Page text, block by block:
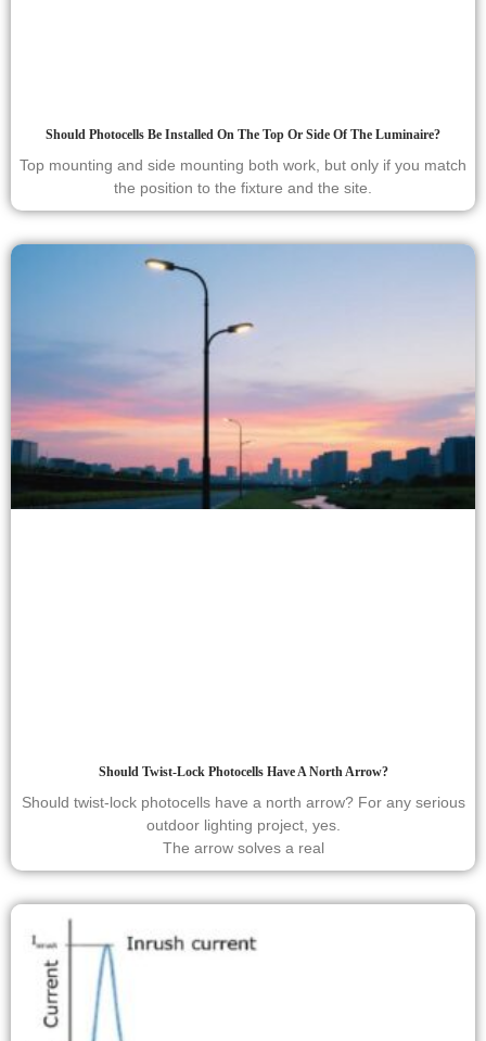
Should Photocells Be Installed On The Top Or Side Of The Luminaire?
Top mounting and side mounting both work, but only if you match
the position to the fixture and the site.
Should Twist-Lock Photocells Have A North Arrow?
Should twist-lock photocells have a north arrow? For any serious
outdoor lighting project, yes.
The arrow solves a real